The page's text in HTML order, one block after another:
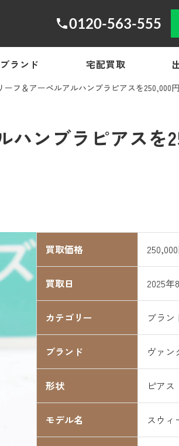
0120-563-555
ランド 宅配買取
ーフ＆アーペルアルハンブラピアスを250,000
ハンブラピアスを
買取価格
買取日 2025年
カテゴリー ブラン
ブランド ヴァン
形状 ピアス
モデル名 スウィ